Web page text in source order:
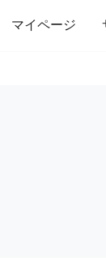
マイページ
修理・組立